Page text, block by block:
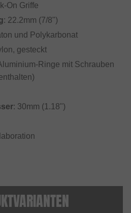
On Griffe
: 22.2mm (7/8")
und Polykarbonat
gesteckt
Ringe mit Schrauben
: 30mm (1.18")